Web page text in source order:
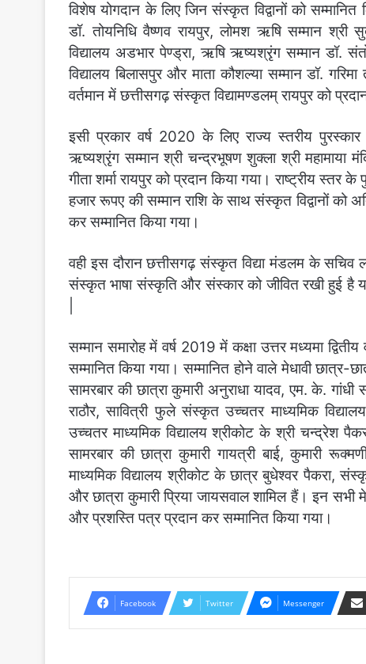
विशेष योगदान के लिए जिन संस्कृत विद्वानों को सम्मानित
डॉ. तोयनिधि वैष्णव रायपुर, लोमश ऋषि सम्मान श्री
विद्यालय अडभार पेण्ड्रा, ऋषि ऋष्यश्रृंग सम्मान डॉ.
विद्यालय बिलासपुर और माता कौशल्या सम्मान डॉ.
वर्तमान में छत्तीसगढ़ संस्कृत विद्यामण्डलम् रायपुर को
इसी प्रकार वर्ष 2020 के लिए राज्य स्तरीय पुरस्कार
ऋष्यश्रृंग सम्मान श्री चन्द्रभूषण शुक्ला श्री महामाया
गीता शर्मा रायपुर को प्रदान किया गया। राष्ट्रीय
हजार रूपए की सम्मान राशि के साथ संस्कृत विद्वानों को
कर सम्मानित किया गया।
वही इस दौरान छत्तीसगढ़ संस्कृत विद्या मंडलम के सचिव
संस्कृत भाषा संस्कृति और संस्कार को जीवित रखी हुई है
सम्मान समारोह में वर्ष 2019 में कक्षा उत्तर मध्यमा द्वितीय
सम्मानित किया गया। सम्मानित होने वाले मेधावी
सामरबार की छात्रा कुमारी अनुराधा यादव, एम. के.
राठौर, सावित्री फुले संस्कृत उच्चतर माध्यमिक
उच्चतर माध्यमिक विद्यालय श्रीकोट के श्री चन्द्रेश
सामरबार की छात्रा कुमारी गायत्री बाई, कुमारी
माध्यमिक विद्यालय श्रीकोट के छात्र बुधेश्वर पैकरा,
और छात्रा कुमारी प्रिया जायसवाल शामिल हैं। इन
और प्रशस्ति पत्र प्रदान कर सम्मानित किया गया।
Facebook Twitter Messenger